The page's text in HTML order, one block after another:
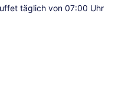
täglich von 07:00 Uhr